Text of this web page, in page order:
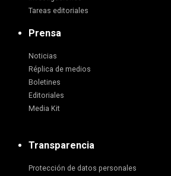
Tareas editoriales
Prensa
Noticias
Réplica de medios
Boletines
Editoriales
Media Kit
Transparencia
Protección de datos personales